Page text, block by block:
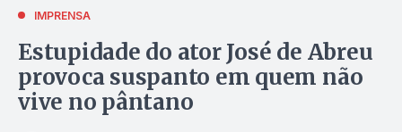
IMPRENSA
Estupidade do ator José de Abreu
provoca suspanto em quem não
vive no pântano